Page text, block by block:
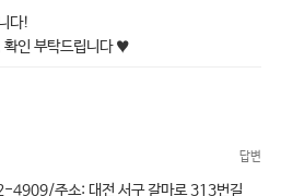
다!
확인 부탁드립니다 ♥
답변
주소: 대전 서구 갈마로 313번길